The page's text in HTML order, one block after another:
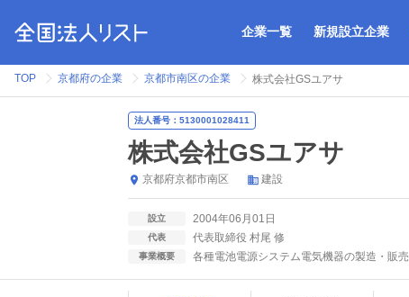
企業一覧 新規設立企業
TOP 京都府の企業 京都市南区の企業 株式会社GSユアサ
法人番号：5130001028411
株式会社GSユアサ
京都府京都市南区 建設
設立 2004年06月01日
代表 代表取締役 村尾 修
事業概要 各種電池電源システム電気機器の製造・販売